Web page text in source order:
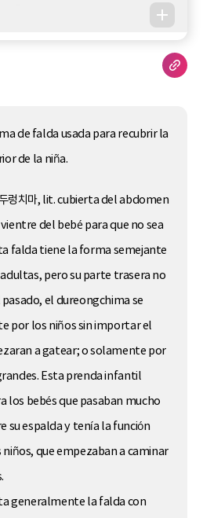
de falda usada para recubrir la
de la niña.
렁치마, lit. cubierta del abdomen
del bebé para que no sea
falda tiene la forma semejante
pero su parte trasera no
el dureongchima se
por los niños sin importar el
a gatear; o solamente por
Esta prenda infantil
los bebés que pasaban mucho
su espalda y tenía la función
que empezaban a caminar
generalmente la falda con